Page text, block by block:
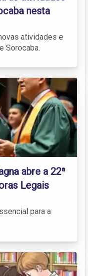
nesta
atividades e
Sorocaba.
abre a 22ª
Legais
para a